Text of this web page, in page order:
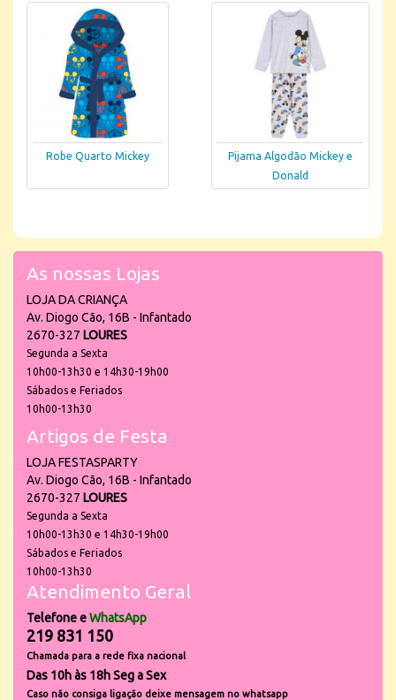
Robe Quarto Mickey
Pijama Algodão Mickey e
Donald
As nossas Lojas
LOJA DA CRIANÇA
Av. Diogo Cão, 16B - Infantado
2670-327 LOURES
Segunda a Sexta
10h00-13h30 e 14h30-19h00
Sábados e Feriados
10h00-13h30
Artigos de Festa
LOJA FESTASPARTY
Av. Diogo Cão, 16B - Infantado
2670-327 LOURES
Segunda a Sexta
10h00-13h30 e 14h30-19h00
Sábados e Feriados
10h00-13h30
Atendimento Geral
Telefone eWhatsApp
219 831 150
Chamada para a rede fixa nacional
Das 10h às 18h Seg a Sex
Caso não consiga ligação deixe mensagem no whatsapp